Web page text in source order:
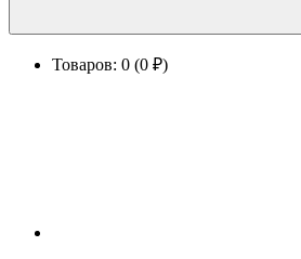
Товаров: 0 (0 ₽)